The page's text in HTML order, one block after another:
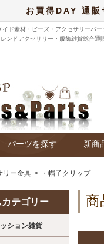
お買得DAY 通
イド素材・ビーズ・アクセサリーパ
ンドアクセサリー・服飾雑貨総合通
パーツを探す 新商
リー金具 ・帽子クリップ
テゴリー
ション雑貨
商